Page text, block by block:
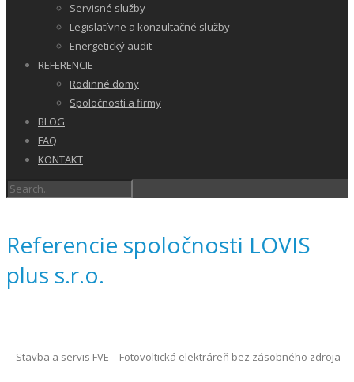
Servisné služby
Legislatívne a konzultačné služby
Energetický audit
REFERENCIE
Rodinné domy
Spoločnosti a firmy
BLOG
FAQ
KONTAKT
Referencie spoločnosti LOVIS
plus s.r.o.
Stavba a servis FVE – Fotovoltická elektráreň bez zásobného zdroja